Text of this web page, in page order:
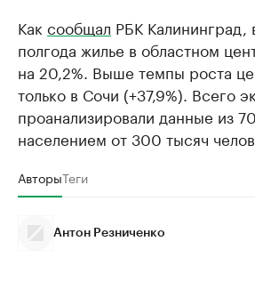
Как сообщал РБК Калининград,
полгода жилье в областном
на 20,2%. Выше темпы роста
только в Сочи (+37,9%). Всего
проанализировали данные из
населением от 300 тысяч
АвторыТеги
Антон Резниченко